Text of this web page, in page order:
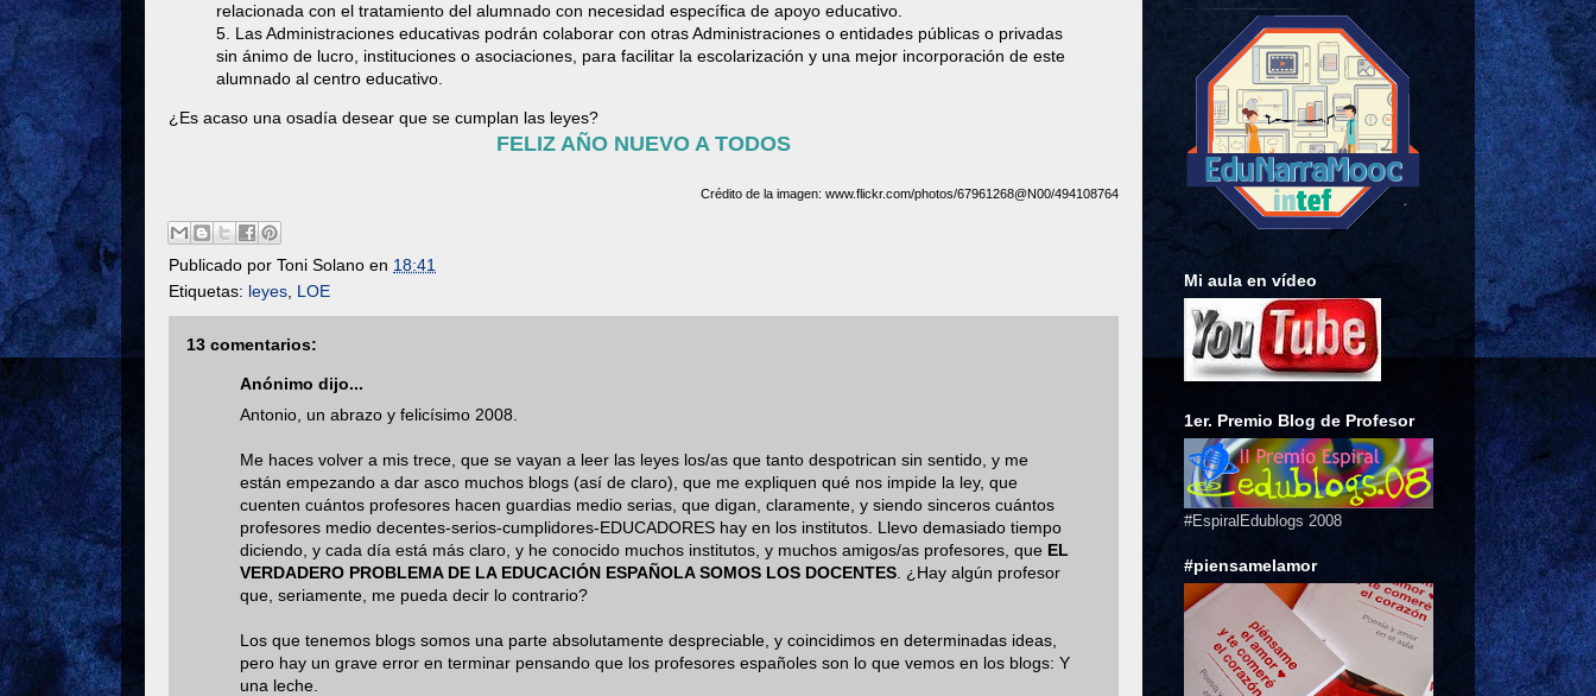
relacionada con el tratamiento del alumnado con necesidad específica de apoyo educativo.
5. Las Administraciones educativas podrán colaborar con otras Administraciones o entidades públicas o privadas
sin ánimo de lucro, instituciones o asociaciones, para facilitar la escolarización y una mejor incorporación de este
alumnado al centro educativo.
¿Es acaso una osadía desear que se cumplan las leyes?
FELIZ AÑO NUEVO A TODOS
Crédito de la imagen: www.flickr.com/photos/67961268@N00/494108764
Publicado por Toni Solano en 18:41
Etiquetas: leyes LOE
13 comentarios:
Anónimo dijo...
Antonio, un abrazo y felicísimo 2008.
Me haces volver a mis trece, que se vayan a leer las leyes los/as que tanto despotrican sin sentido, y me
están empezando a dar asco muchos blogs (así de claro), que me expliquen qué nos impide la ley, que
cuenten cuántos profesores hacen guardias medio serias, que digan, claramente, y siendo sinceros cuántos
profesores medio decentes-serios-cumplidores-EDUCADORES hay en los institutos. Llevo demasiado tiempo
diciendo, y cada día está más claro, y he conocido muchos institutos, y muchos amigos/as profesores, que EL
VERDADERO PROBLEMA DE LA EDUCACIÓN ESPAÑOLA SOMOS LOS DOCENTES . ¿Hay algún profesor
que, seriamente, me pueda decir lo contrario?
Los que tenemos blogs somos una parte absolutamente despreciable, y coincidimos en determinadas ideas,
pero hay un grave error en terminar pensando que los profesores españoles son lo que vemos en los blogs: Y
una leche.
Mi aula en vídeo
1er. Premio Blog de Profesor
#EspiralEdublogs 2008
#piensamelamor